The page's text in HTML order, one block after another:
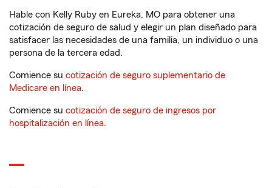
Hable con Kelly Ruby en Eureka, MO para obtener una
cotización de seguro de salud y elegir un plan diseñado para
satisfacer las necesidades de una familia, un individuo o una
persona de la tercera edad.
Comience su cotización de seguro suplementario de
Medicare en línea.
Comience su cotización de seguro de ingresos por
hospitalización en línea.